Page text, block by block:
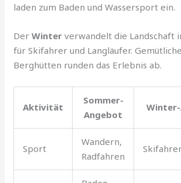
laden zum Baden und Wassersport ein.
DerWinter verwandelt die Landschaft
für Skifahrer und Langläufer.
Berghütten runden das Erlebnis ab.
Aktivität
Sommer-
Angebot
Sport
Wandern,
Radfahren